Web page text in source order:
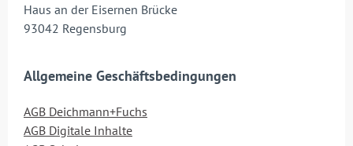
Haus an der Eisernen Brücke
93042 Regensburg
Allgemeine Geschäftsbedingungen
AGB Deichmann+Fuchs
AGB Digitale Inhalte